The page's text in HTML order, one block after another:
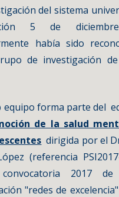
del sistema
5 de
había sido
de investigación
equipo forma parte del
de la salud
dirigida por el
(referencia
2017 de
"redes de